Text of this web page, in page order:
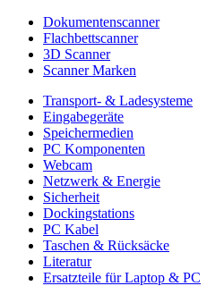
Dokumentenscanner
Flachbettscanner
3D Scanner
Scanner Marken
Transport- & Ladesysteme
Eingabegeräte
Speichermedien
PC Komponenten
Webcam
Netzwerk & Energie
Sicherheit
Dockingstations
PC Kabel
Taschen & Rücksäcke
Literatur
Ersatzteile für Laptop & PC